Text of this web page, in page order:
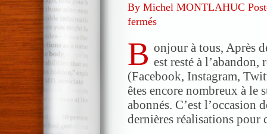
By Michel MONTLAHUC
fermés
du
site
B onjour à tous, Après
est resté à l’abandon,
(Facebook, Instagram,
êtes encore nombreux à le
abonnés. C’est l’occasion
dernières réalisations